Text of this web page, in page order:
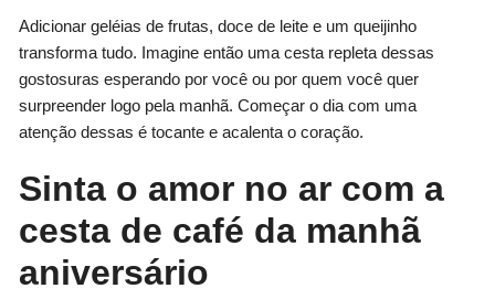
Adicionar geléias de frutas, doce de leite e um queijinho
transforma tudo. Imagine então uma cesta repleta dessas
gostosuras esperando por você ou por quem você quer
surpreender logo pela manhã. Começar o dia com uma
atenção dessas é tocante e acalenta o coração.
Sinta o amor no ar com a
cesta de café da manhã
aniversário